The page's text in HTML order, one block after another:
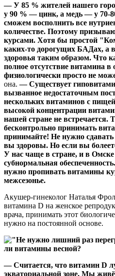
— У 85 % жителей нашего
у 90 % — цинк, а медь — у 70-
сможем восполнить все
количестве. Поэтому
курсами. Хотя бы простой
каких-то дорогущих БАДах, а
здоровья таким образом. Что
полное отсутствие витамина в
физиологически просто не
она. — Существует
вызванное недостаточным
нескольких витаминов с
высокой концентрации
нашей стране не встречается.
бесконтрольно принимать
принимайте! Не нужно
вы здоровы. Но если вы
У нас чаще в стране, и в Омске
субнормальная
нужно пропивать витамины
межсезонье.
Акушер-гинеколог Наталья
витамина D на женское
врача, принимать этот
нужно на постоянной основе.
— Считается, что витамин D
экваториальной зоне. Мы